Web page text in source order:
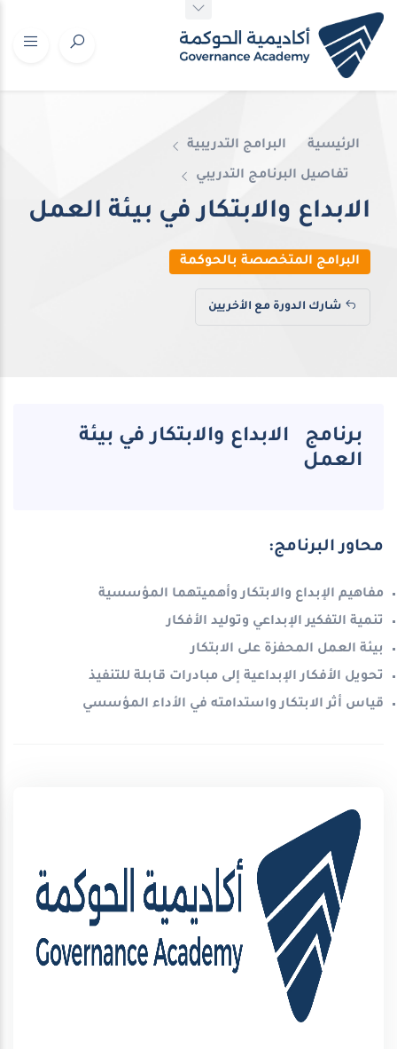
الرئيسية البرامج التدريبية
تفاصيل البرنامج التدريبي
الابداع والابتكار في بيئة العمل
البرامج المتخصصة بالحوكمة
شارك الدورة مع الأخريين
برنامج الابداع والابتكار في بيئة
العمل
محاور البرنامج:
مفاهيم الإبداع والابتكار وأهميتهما المؤسسية
تنمية التفكير الإبداعي وتوليد الأفكار
بيئة العمل المحفزة على الابتكار
تحويل الأفكار الإبداعية إلى مبادرات قابلة للتنفيذ
قياس أثر الابتكار واستدامته في الأداء المؤسسي